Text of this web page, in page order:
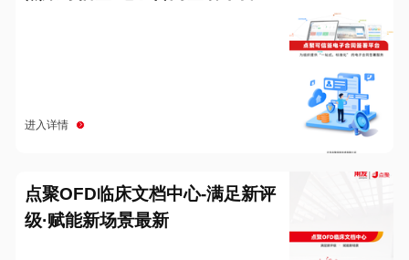
进入详情
点聚OFD临床文档中心-满足新评
级·赋能新场景最新